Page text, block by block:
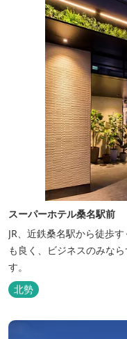
スーパーホテル桑名駅前
JR、近鉄桑名駅から徒歩
も良く、ビジネスのみな
す。
北勢